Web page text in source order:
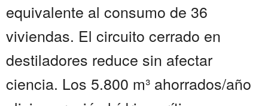
equivalente al consumo de 36
viviendas. El circuito cerrado en
destiladores reduce sin afectar
ciencia. Los 5.800 m³ ahorrados/año